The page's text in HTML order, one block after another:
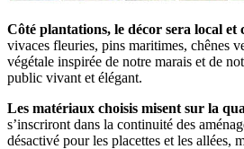
Côté plantations, le décor sera local et
vivaces fleuries, pins maritimes, chênes
végétale inspirée de notre marais et de
public vivant et élégant.
Les matériaux choisis misent sur la
s’inscriront dans la continuité des
désactivé pour les placettes et les allées,